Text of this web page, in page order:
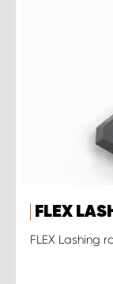
FLEX
FLEX Lashing